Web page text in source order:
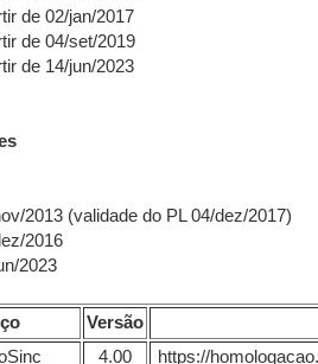
02/jan/2017
de 04/set/2019
14/jun/2023
2013 (validade do PL 04/dez/2017)
2016
2023
Versão
4.00
https://